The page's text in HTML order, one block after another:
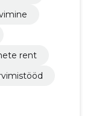
rent